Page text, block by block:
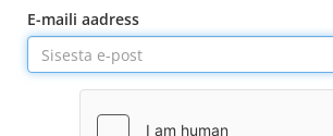
E-maili aadress